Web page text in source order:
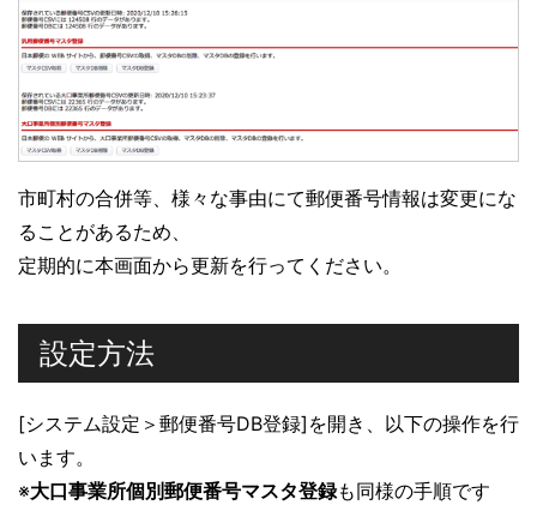
市町村の合併等、様々な事由にて郵便番号情報は変更にな
ることがあるため、
定期的に本画面から更新を行ってください。
設定方法
[システム設定＞郵便番号DB登録]を開き、以下の操作を行
います。
※大口事業所個別郵便番号マスタ登録も同様の手順です